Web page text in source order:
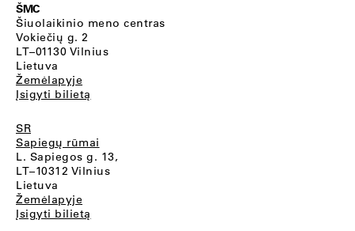
ŠMC
Šiuolaikinio meno centras
Vokiečių g. 2
LT–01130 Vilnius
Lietuva
Žemėlapyje
Įsigyti bilietą
SR
Sapiegų rūmai
L. Sapiegos g. 13,
LT–10312 Vilnius
Lietuva
Žemėlapyje
Įsigyti bilietą